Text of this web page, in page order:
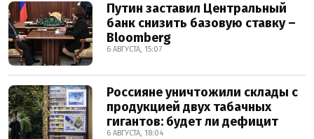
Путин заставил Центральный
банк снизить базовую ставку –
Bloomberg
6 АВГУСТА, 15:07
Россияне уничтожили склады с
продукцией двух табачных
гигантов: будет ли дефицит
6 АВГУСТА, 18:04